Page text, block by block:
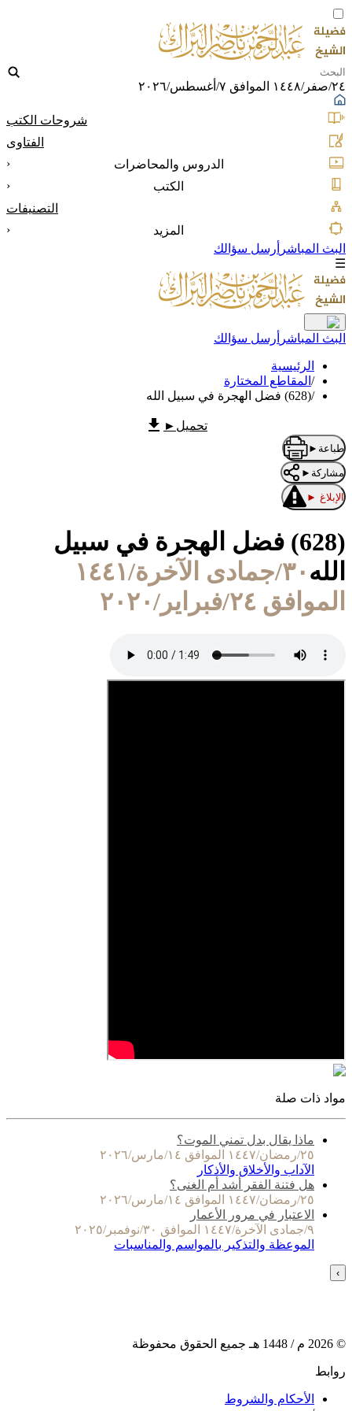
٢٤/صفر/١٤٤٨ الموافق ٧/أغسطس/٢٠٢٦
شروحات الكتب
الفتاوى
الدروس والمحاضرات
‹
الكتب
‹
التصنيفات
المزيد
‹
البث المباشر أرسل سؤالك
☰
البث المباشر أرسل سؤالك
الرئيسية
/ المقاطع المختارة
/(628) فضل الهجرة في سبيل الله
تحميل ►
طباعة ►
مشاركة ►
الإبلاغ ►
(628) فضل الهجرة في سبيل
الله
٣٠/جمادى الآخرة/١٤٤١
الموافق ٢٤/فبراير/٢٠٢٠
مواد ذات صلة
ماذا يقال بدل تمني الموت؟
٢٥/رمضان/١٤٤٧ الموافق ١٤/مارس/٢٠٢٦
الآداب والأخلاق والأذكار
هل فتنة الفقر أشد أم الغنى؟
٢٥/رمضان/١٤٤٧ الموافق ١٤/مارس/٢٠٢٦
الاعتبار في مرور الأعمار
٩/جمادى الآخرة/١٤٤٧ الموافق ٣٠/نوفمبر/٢٠٢٥
الموعظة والتذكير بالمواسم والمناسبات
›
©
2026 م / 1448 هـ جميع الحقوق محفوظة
روابط
الأحكام والشروط